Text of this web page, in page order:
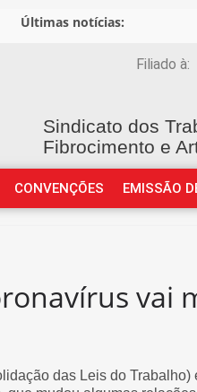
Últimas notícias:
Filiado à:
Sindicato dos
Fibrocimento e
CONVENÇÕES EMISSÃO
vai
das Leis do